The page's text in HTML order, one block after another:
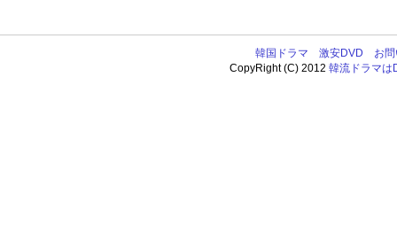
韓国ドラマ 激安DVD
お
CopyRight (C) 2012韓流ドラマは